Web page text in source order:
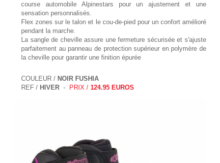
course automobile Alpinestars pour un ajustement et une
sensation personnalisés.
Flex zones sur le talon et le cou-de-pied pour un confort amélioré
pendant la marche.
La sangle de cheville assure une fermeture sécurisée et s'ajuste
parfaitement au panneau de protection supérieur en polymère de
la cheville pour garantir une finition épurée
COULEUR / NOIR FUSHIA
REF / HIVER - PRIX / 124.95 EUROS